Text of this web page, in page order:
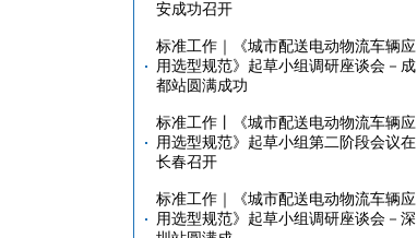
安成功召开
标准工作｜《城市配送电动物流车辆应
用选型规范》起草小组调研座谈会－成
都站圆满成功
标准工作丨《城市配送电动物流车辆应
用选型规范》起草小组第二阶段会议在
长春召开
标准工作｜《城市配送电动物流车辆应
用选型规范》起草小组调研座谈会－深